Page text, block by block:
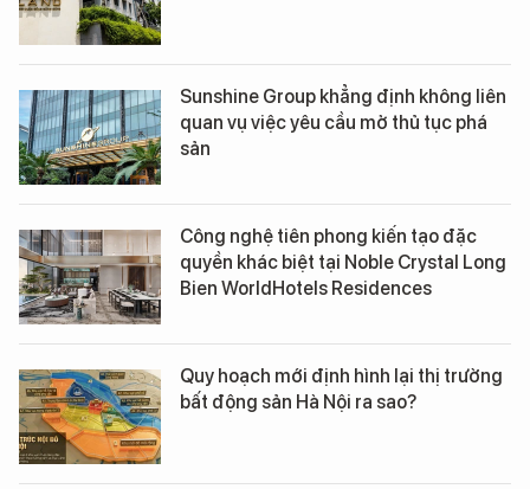
Sunshine Group khẳng định không liên
quan vụ việc yêu cầu mở thủ tục phá
sản
Công nghệ tiên phong kiến tạo đặc
quyền khác biệt tại Noble Crystal Long
Bien WorldHotels Residences
Quy hoạch mới định hình lại thị trường
bất động sản Hà Nội ra sao?